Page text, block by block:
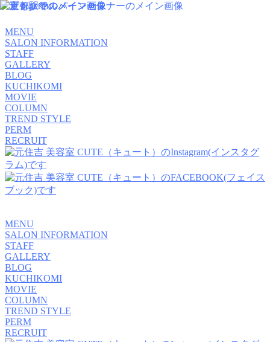
MENU
SALON INFORMATION
STAFF
GALLERY
BLOG
KUCHIKOMI
MOVIE
COLUMN
TREND STYLE
PERM
RECRUIT
MENU
SALON INFORMATION
STAFF
GALLERY
BLOG
KUCHIKOMI
MOVIE
COLUMN
TREND STYLE
PERM
RECRUIT